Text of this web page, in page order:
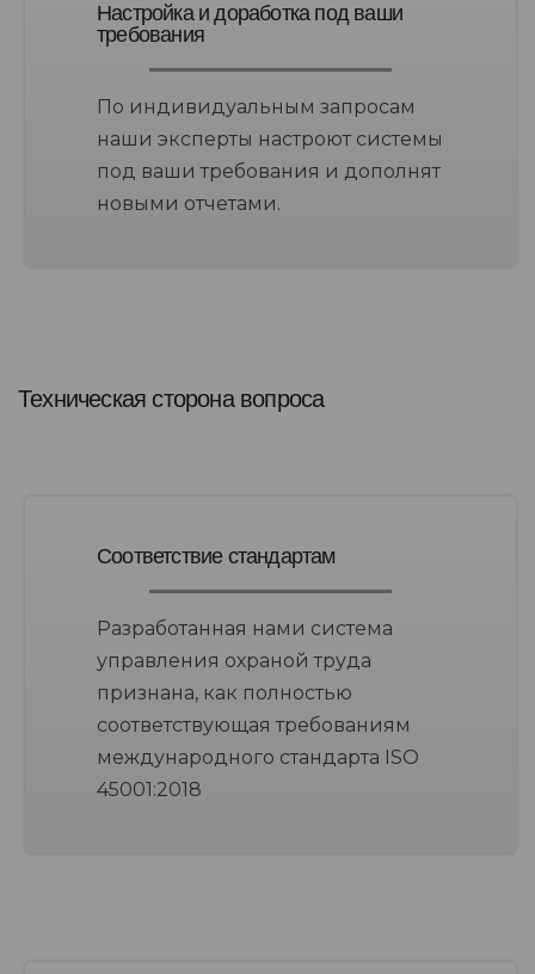
Настройка и доработка под ваши
требования
По индивидуальным запросам
наши эксперты настроют системы
под ваши требования и дополнят
новыми отчетами.
Техническая сторона вопроса
Соответствие стандартам
Разработанная нами система
управления охраной труда
признана, как полностью
соответствующая требованиям
международного стандарта ISO
45001:2018